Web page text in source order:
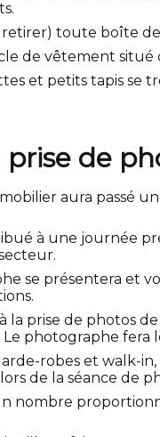
toute boîte
de vêtement situé
et petits tapis se
de
aura passé
à une journée
se présentera et
la prise de photos
Le photographe
robes et walk-
de la séance de
nombre